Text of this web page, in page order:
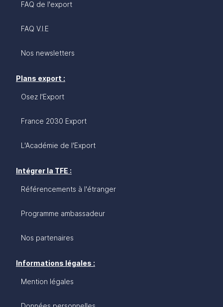
FAQ de l'export
FAQ V.I.E
Nos newsletters
Plans export :
Osez l'Export
France 2030 Export
L'Académie de l'Export
Intégrer la TFE :
Référencements à l'étranger
Programme ambassadeur
Nos partenaires
Informations légales :
Mention légales